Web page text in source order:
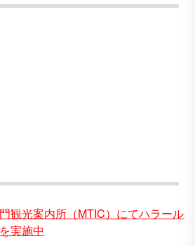
観光案内所（MTIC）にてハラール
実施中